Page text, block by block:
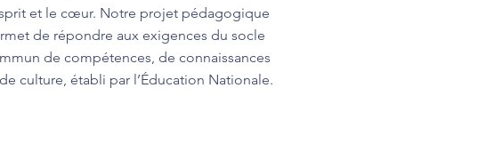
et le cœur. Notre projet pédagogique
de répondre aux exigences du socle
de compétences, de connaissances
culture, établi par l’Éducation Nationale.